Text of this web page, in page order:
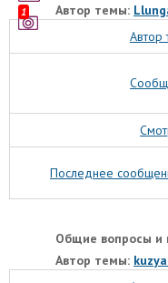
Автор темы:
1
Автор
Последнее
Общие вопросы и
Автор темы: